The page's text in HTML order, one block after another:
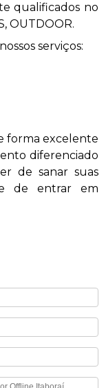
qualificados no
OUTDOOR.
serviços:
forma excelente
diferenciado
de sanar suas
de entrar em